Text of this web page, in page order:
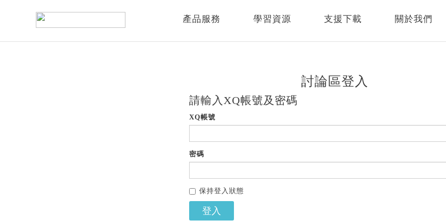
產品服務 學習資源 支援下載 關於我們
討論區登入
請輸入XQ帳號及密碼
XQ帳號
密碼
保持登入狀態
登入